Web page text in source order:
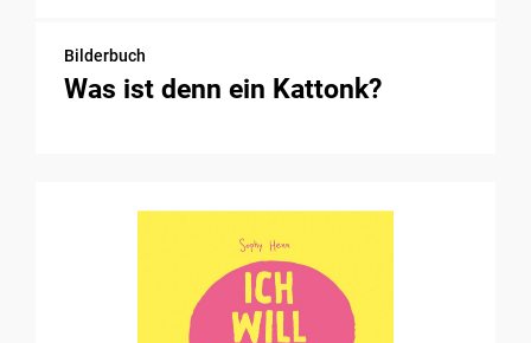
Bilderbuch
Was ist denn ein Kattonk?